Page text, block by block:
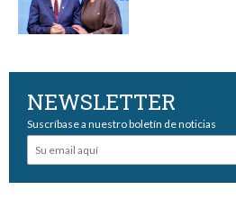
NEWSLETTER
Suscríbase a nuestro boletín de noticias